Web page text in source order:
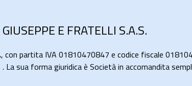
E FRATELLI S.A.S.
, con partita IVA 01810470847 e codice fiscale
sua forma giuridica è Società in accomandita